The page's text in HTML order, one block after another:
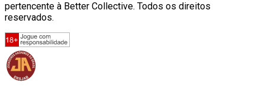
pertencente à Better Collective. Todos os direitos
reservados.